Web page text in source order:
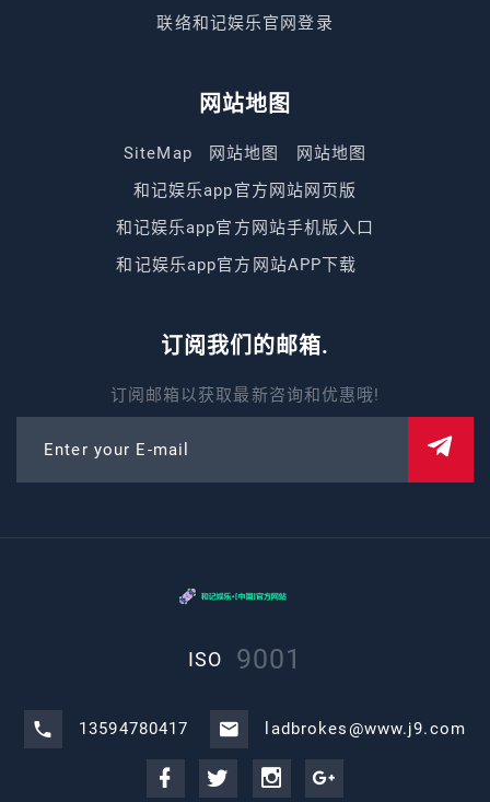
联络和记娱乐官网登录
网站地图
SiteMap 网站地图
网站地图
和记娱乐app官方网站网页版
和记娱乐app官方网站手机版入口
和记娱乐app官方网站APP下载
订阅我们的邮箱.
订阅邮箱以获取最新咨询和优惠哦!
Enter your E-mail
ISO 9001
13594780417 ladbrokes@www.j9.com